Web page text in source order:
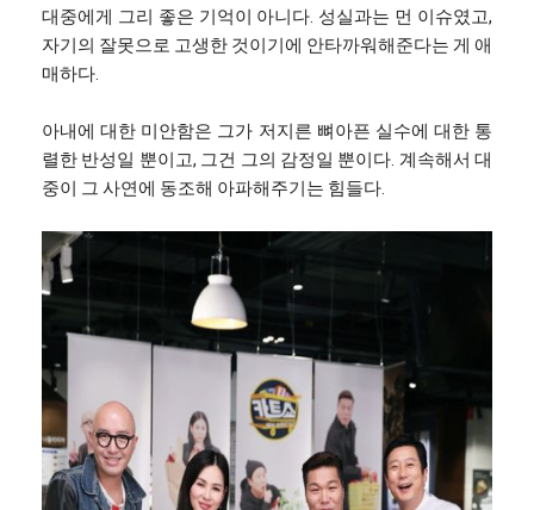
대중에게 그리 좋은 기억이 아니다. 성실과는 먼 이슈였고,
자기의 잘못으로 고생한 것이기에 안타까워해준다는 게 애
매하다.
아내에 대한 미안함은 그가 저지른 뼈아픈 실수에 대한 통
렬한 반성일 뿐이고, 그건 그의 감정일 뿐이다. 계속해서 대
중이 그 사연에 동조해 아파해주기는 힘들다.